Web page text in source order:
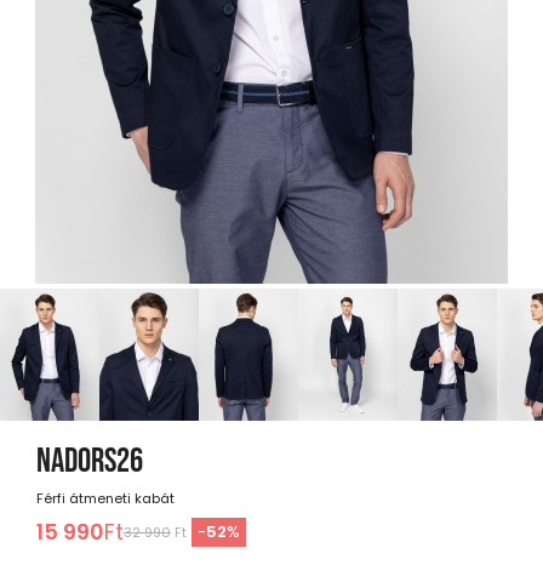
NADORS26
Férfi átmeneti kabát
15 990Ft32 990 Ft -52%